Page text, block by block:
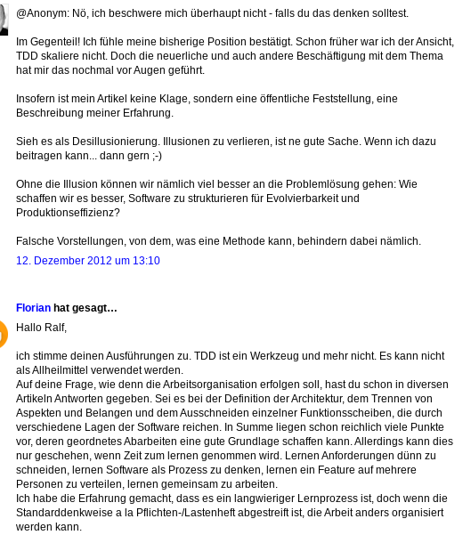
@Anonym: Nö, ich beschwere mich überhaupt nicht - falls du das denken solltest.
Im Gegenteil! Ich fühle meine bisherige Position bestätigt. Schon früher war ich der Ansicht,
TDD skaliere nicht. Doch die neuerliche und auch andere Beschäftigung mit dem Thema
hat mir das nochmal vor Augen geführt.
Insofern ist mein Artikel keine Klage, sondern eine öffentliche Feststellung, eine
Beschreibung meiner Erfahrung.
Sieh es als Desillusionierung. Illusionen zu verlieren, ist ne gute Sache. Wenn ich dazu
beitragen kann... dann gern ;-)
Ohne die Illusion können wir nämlich viel besser an die Problemlösung gehen: Wie
schaffen wir es besser, Software zu strukturieren für Evolvierbarkeit und
Produktionseffizienz?
Falsche Vorstellungen, von dem, was eine Methode kann, behindern dabei nämlich.
12. Dezember 2012 um 13:10
Florian hat gesagt…
Hallo Ralf,
ich stimme deinen Ausführungen zu. TDD ist ein Werkzeug und mehr nicht. Es kann nicht
als Allheilmittel verwendet werden.
Auf deine Frage, wie denn die Arbeitsorganisation erfolgen soll, hast du schon in diversen
Artikeln Antworten gegeben. Sei es bei der Definition der Architektur, dem Trennen von
Aspekten und Belangen und dem Ausschneiden einzelner Funktionsscheiben, die durch
verschiedene Lagen der Software reichen. In Summe liegen schon reichlich viele Punkte
vor, deren geordnetes Abarbeiten eine gute Grundlage schaffen kann. Allerdings kann dies
nur geschehen, wenn Zeit zum lernen genommen wird. Lernen Anforderungen dünn zu
schneiden, lernen Software als Prozess zu denken, lernen ein Feature auf mehrere
Personen zu verteilen, lernen gemeinsam zu arbeiten.
Ich habe die Erfahrung gemacht, dass es ein langwieriger Lernprozess ist, doch wenn die
Standarddenkweise a la Pflichten-/Lastenheft abgestreift ist, die Arbeit anders organisiert
werden kann.